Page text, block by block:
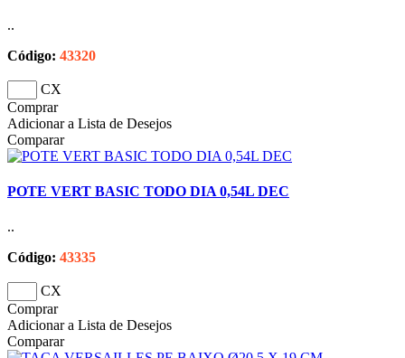
..
Código: 43320
CX
Comprar
Adicionar a Lista de Desejos
Comparar
POTE VERT BASIC TODO DIA 0,54L DEC
..
Código: 43335
CX
Comprar
Adicionar a Lista de Desejos
Comparar